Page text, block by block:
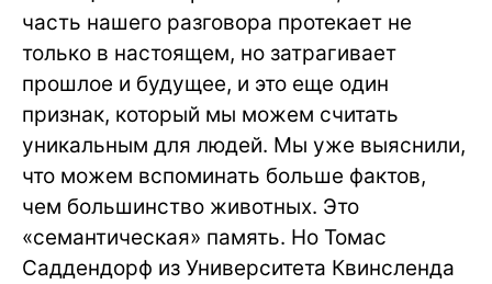
часть нашего разговора протекает не
только в настоящем, но затрагивает
прошлое и будущее, и это еще один
признак, который мы можем считать
уникальным для людей. Мы уже выяснили,
что можем вспоминать больше фактов,
чем большинство животных. Это
«семантическая» память. Но Томас
Саддендорф из Университета Квинсленда